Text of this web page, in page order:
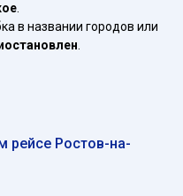
.
в названии городов или
рейсе Ростов-на-